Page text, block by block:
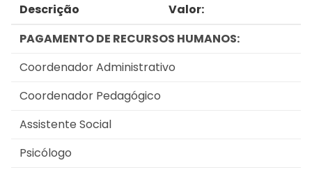
Descrição
Valor:
PAGAMENTO DE RECURSOS HUMANOS:
Coordenador Administrativo
Coordenador Pedagógico
Assistente Social
Psicólogo